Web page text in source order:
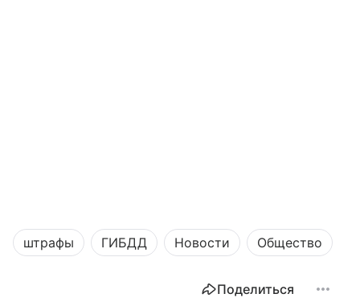
штрафы ГИБДД Новости Общество
Поделиться